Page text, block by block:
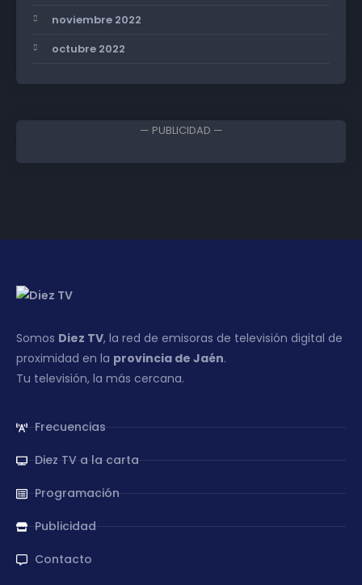
noviembre 2022
octubre 2022
— PUBLICIDAD —
Somos Diez TV, la red de emisoras de televisión digital de
proximidad en la provincia de Jaén.
Tu televisión, la más cercana.
Frecuencias
Diez TV a la carta
Programación
Publicidad
Contacto